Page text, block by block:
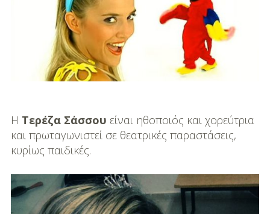
Παιδικό Δωμάτιο
Συνταγές
Συμβουλές
Διατροφής
Υγεία – Ψυχολογία
Η Τερέζα Σάσσου είναι ηθοποιός και χορεύτρια
και πρωταγωνιστεί σε θεατρικές παραστάσεις,
κυρίως παιδικές.